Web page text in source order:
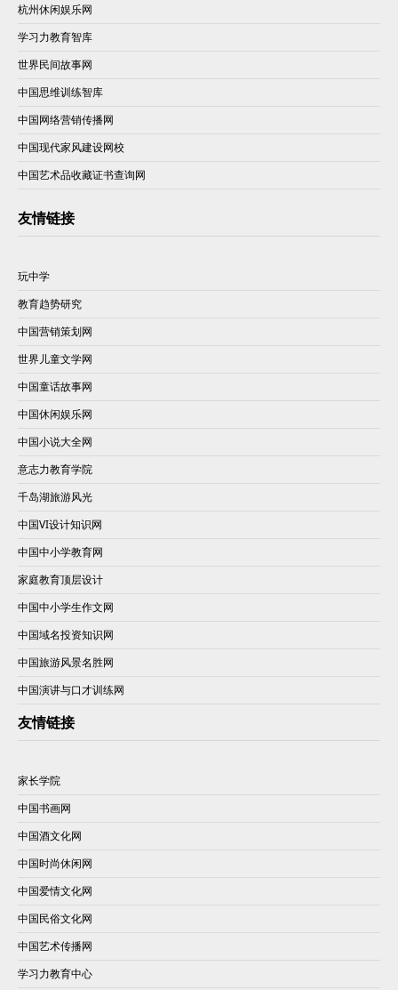
杭州休闲娱乐网
学习力教育智库
世界民间故事网
中国思维训练智库
中国网络营销传播网
中国现代家风建设网校
中国艺术品收藏证书查询网
友情链接
玩中学
教育趋势研究
中国营销策划网
世界儿童文学网
中国童话故事网
中国休闲娱乐网
中国小说大全网
意志力教育学院
千岛湖旅游风光
中国VI设计知识网
中国中小学教育网
家庭教育顶层设计
中国中小学生作文网
中国域名投资知识网
中国旅游风景名胜网
中国演讲与口才训练网
友情链接
家长学院
中国书画网
中国酒文化网
中国时尚休闲网
中国爱情文化网
中国民俗文化网
中国艺术传播网
学习力教育中心